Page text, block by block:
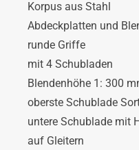
Korpus aus Stahl
Abdeckplatten und
runde Griffe
mit 4 Schubladen
Blendenhöhe 1: 300
oberste Schublade
untere Schublade mit
auf Gleitern